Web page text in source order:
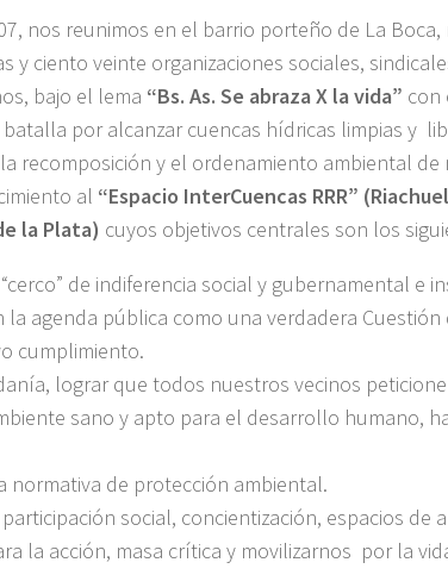
nos reunimos en el barrio porteño de La Boca,
y ciento veinte organizaciones sociales,
bajo el lema “Bs. As. Se abraza X la vida” con
por alcanzar cuencas hídricas limpias y
recomposición y el ordenamiento ambiental de
al “Espacio InterCuencas RRR”
la Plata) cuyos objetivos centrales son los
de indiferencia social y gubernamental e
la agenda pública como una verdadera Cuestión
cumplimiento.
lograr que todos nuestros vecinos
sano y apto para el desarrollo humano,
normativa de protección ambiental.
social, concientización, espacios de
la acción, masa crítica y movilizarnos por la